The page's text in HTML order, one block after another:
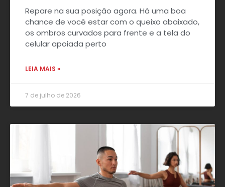
Repare na sua posição agora. Há uma boa
chance de você estar com o queixo abaixado,
os ombros curvados para frente e a tela do
celular apoiada perto
LEIA MAIS »
7 de julho de 2026